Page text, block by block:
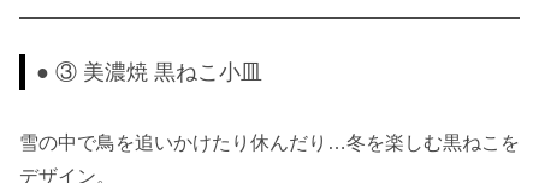
● ③ 美濃焼 黒ねこ小皿
雪の中で鳥を追いかけたり休んだり…冬を楽しむ黒ねこを
デザイン。